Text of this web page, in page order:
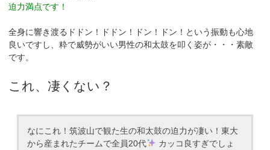
迫力満点です！
全身に響き渡るドドン！ドドン！ドン！ドン！という振動も心地
良いですし、粋で威勢がいい男性の和太鼓を叩く姿が・・・素敵
です。
これ、凄くない？
なにこれ！筑波山で観た生の和太鼓の迫力が凄い！東大
から産まれたチームで全員20代
カッコ良すぎでしょ